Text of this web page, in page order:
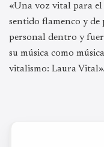
«Una voz vital para el
sentido flamenco y de
personal dentro y
su música como
vitalismo: Laura Vital».